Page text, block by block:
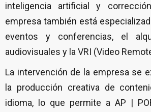
inteligencia artificial y
empresa también está
eventos y conferencias, el
audiovisuales y la VRI (Video
La intervención de la empresa se
la producción creativa de
idioma, lo que permite a AP |